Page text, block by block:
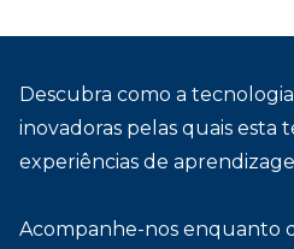
Descubra como a
inovadoras pelas quais esta
experiências de
Acompanhe-nos enquanto